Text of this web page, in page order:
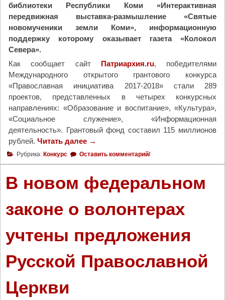
библиотеки Республики Коми «Интерактивная
передвижная выставка-размышление «Святые
новомученики земли Коми», информационную
поддержку которому оказывает газета «Колокол
Севера».
Как сообщает сайт Патриархия.ru, победителями
Международного открытого грантового конкурса
«Православная инициатива 2017-2018» стали 289
проектов, представленных в четырех конкурсных
направлениях: «Образование и воспитание», «Культура»,
«Социальное служение», «Информационная
деятельность». Грантовый фонд составил 115 миллионов
рублей. Читать далее "
Ч
е
ы
е
о
→
Рубрика: Конкурс Оставить комментарий/
В новом федеральном
законе о волонтерах
учтены предложения
Русской Православной
Церкви